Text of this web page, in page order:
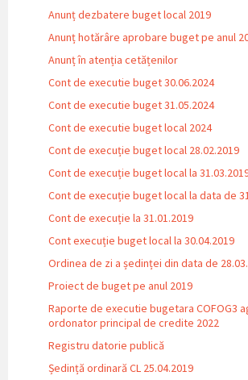
Anunț dezbatere buget local 2019
Anunț hotărâre aprobare buget pe anul
Anunț în atenția cetățenilor
Cont de executie buget 30.06.2024
Cont de executie buget 31.05.2024
Cont de executie buget local 2024
Cont de execuție buget local 28.02.2019
Cont de execuție buget local la
Cont de execuție buget local la data de
Cont de execuție la 31.01.2019
Cont execuție buget local la 30.04.2019
Ordinea de zi a ședinței din data de
Proiect de buget pe anul 2019
Raporte de executie bugetara COFOG3
ordonator principal de credite 2022
Registru datorie publică
Ședință ordinară CL 25.04.2019